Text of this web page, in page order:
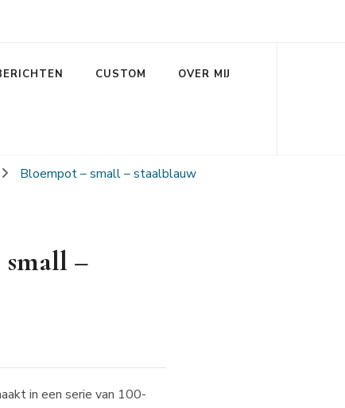
CUSTOM OVER MIJ
Bloempot – small – staalblauw
–
in een serie van 100-